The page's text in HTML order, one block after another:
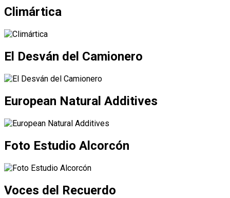
Climártica
El Desván del Camionero
European Natural Additives
Foto Estudio Alcorcón
Voces del Recuerdo